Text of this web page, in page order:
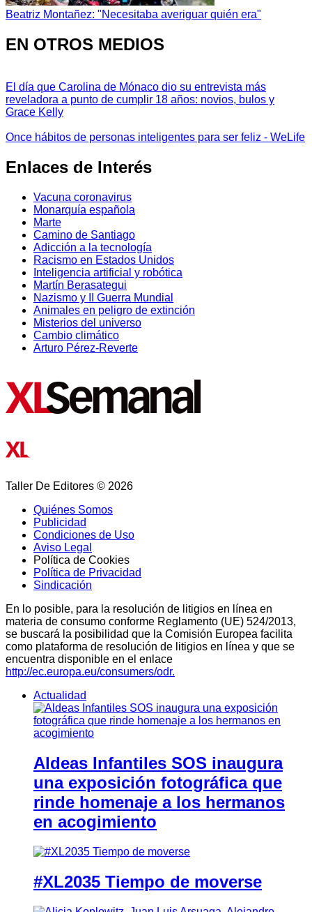
Beatriz Montañez: "Necesitaba averiguar quién era"
EN OTROS MEDIOS
El día que Carolina de Mónaco dio su entrevista más
reveladora a punto de cumplir 18 años: novios, bulos y
Grace Kelly
Once hábitos de personas inteligentes para ser feliz - WeLife
Enlaces de Interés
Vacuna coronavirus
Monarquía española
Marte
Camino de Santiago
Adicción a la tecnología
Racismo en Estados Unidos
Inteligencia artificial y robótica
Martín Berasategui
Nazismo y II Guerra Mundial
Animales en peligro de extinción
Misterios del universo
Cambio climático
Arturo Pérez-Reverte
Taller De Editores © 2026
Quiénes Somos
Publicidad
Condiciones de Uso
Aviso Legal
Política de Cookies
Política de Privacidad
Sindicación
En lo posible, para la resolución de litigios en línea en
materia de consumo conforme Reglamento (UE) 524/2013,
se buscará la posibilidad que la Comisión Europea facilita
como plataforma de resolución de litigios en línea y que se
encuentra disponible en el enlace
http://ec.europa.eu/consumers/odr.
Actualidad
Aldeas Infantiles SOS inaugura
una exposición fotográfica que
rinde homenaje a los hermanos
en acogimiento
#XL2035 Tiempo de moverse